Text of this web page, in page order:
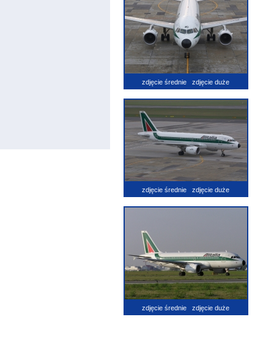
zdjęcie średnie zdjęcie duże
zdjęcie średnie zdjęcie duże
zdjęcie średnie zdjęcie duże